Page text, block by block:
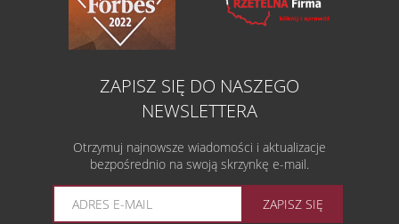
ZAPISZ SIĘ DO NASZEGO
NEWSLETTERA
Otrzymuj najnowsze wiadomości i aktualizacje
bezpośrednio na swoją skrzynkę e-mail.
ZAPISZ SIĘ